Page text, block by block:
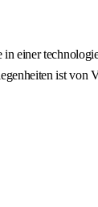
einer
ist von